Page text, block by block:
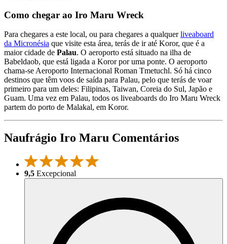
Como chegar ao Iro Maru Wreck
Para chegares a este local, ou para chegares a qualquerliveaboard
da Micronésia que visite esta área, terás de ir até Koror, que é a
maior cidade de Palau. O aeroporto está situado na ilha de
Babeldaob, que está ligada a Koror por uma ponte. O aeroporto
chama-se Aeroporto Internacional Roman Tmetuchl. Só há cinco
destinos que têm voos de saída para Palau, pelo que terás de voar
primeiro para um deles: Filipinas, Taiwan, Coreia do Sul, Japão e
Guam. Uma vez em Palau, todos os liveaboards do Iro Maru Wreck
partem do porto de Malakal, em Koror.
Naufrágio Iro Maru Comentários
9,5 Excepcional